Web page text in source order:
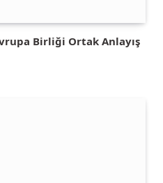
Birliği Ortak Anlayış